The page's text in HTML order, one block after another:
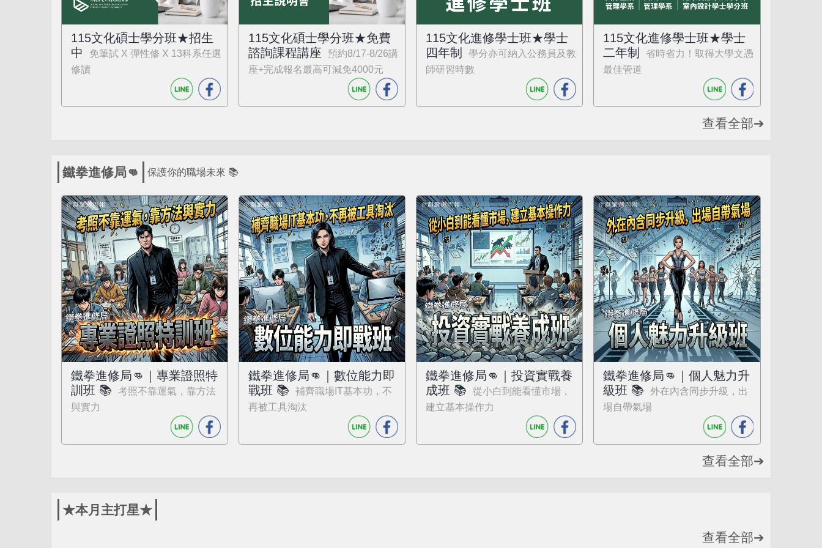
115文化碩士學分班★招生
中
免筆試 X 彈性修 X 13科系任選
修讀
115文化碩士學分班★免費
諮詢課程講座
預約8/17-8/26講
座+完成報名最高可減免4000元
115文化進修學士班★學士
四年制
學分亦可納入公務員及教
師研習時數
115文化進修學士班★學士
二年制
省時省力！取得大學文憑
最佳管道
查看全部➔
鐵拳進修局👊 保護你的職場未來 📚
鐵拳進修局👊｜專業證照特
訓班 📚
考照不靠運氣，靠方法
與實力
鐵拳進修局👊｜數位能力即
戰班 📚
補齊職場IT基本功，不
再被工具淘汰
鐵拳進修局👊｜投資實戰養
成班 📚
從小白到能看懂市場，
建立基本操作力
鐵拳進修局👊｜個人魅力升
級班 📚
外在內含同步升級，出
場自帶氣場
查看全部➔
★本月主打星★
查看全部➔